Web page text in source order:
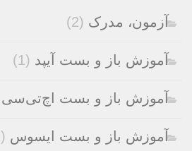
آزمون، مدرک (2)
آموزش باز و بست آیپد (1)
آموزش باز و بست اچ‌تی‌سی
آموزش باز و بست ایسوس (1)